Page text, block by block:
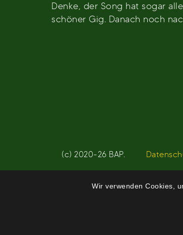
Denke, der Song hat sogar
schöner Gig. Danach noch
(c) 2020-26 BAP.
Wir verwenden Cookies,